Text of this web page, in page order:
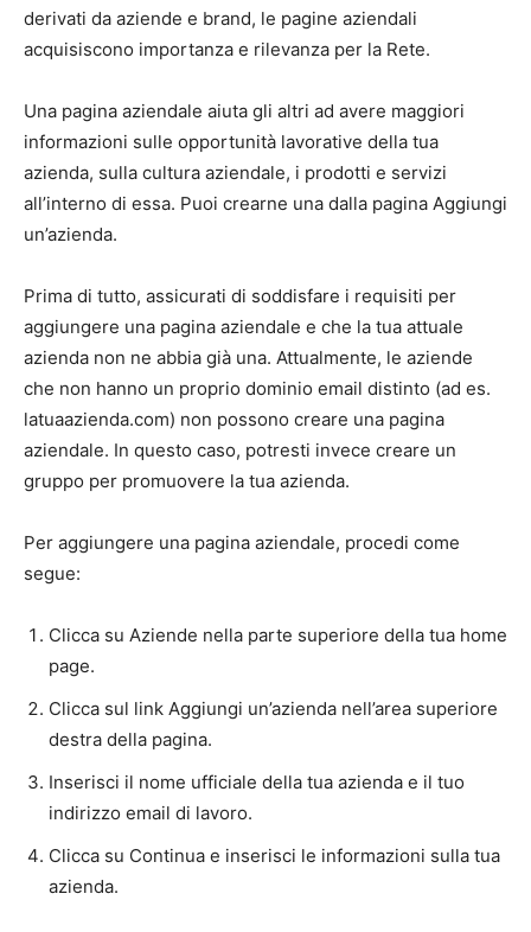
derivati da aziende e brand, le pagine aziendali
acquisiscono importanza e rilevanza per la Rete.
Una pagina aziendale aiuta gli altri ad avere maggiori
informazioni sulle opportunità lavorative della tua
azienda, sulla cultura aziendale, i prodotti e servizi
all’interno di essa. Puoi crearne una dalla pagina Aggiungi
un’azienda.
Prima di tutto, assicurati di soddisfare i requisiti per
aggiungere una pagina aziendale e che la tua attuale
azienda non ne abbia già una. Attualmente, le aziende
che non hanno un proprio dominio email distinto (ad es.
latuaazienda.com) non possono creare una pagina
aziendale. In questo caso, potresti invece creare un
gruppo per promuovere la tua azienda.
Per aggiungere una pagina aziendale, procedi come
segue:
Clicca su Aziende nella parte superiore della tua home
page.
Clicca sul link Aggiungi un’azienda nell’area superiore
destra della pagina.
Inserisci il nome ufficiale della tua azienda e il tuo
indirizzo email di lavoro.
Clicca su Continua e inserisci le informazioni sulla tua
azienda.